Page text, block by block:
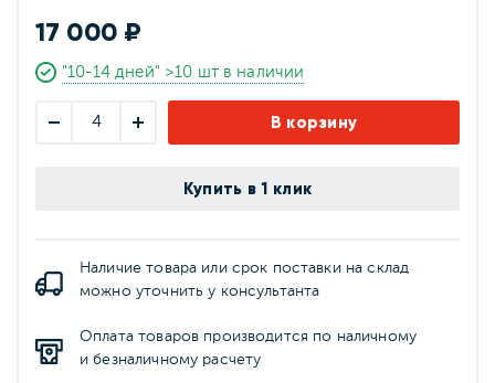
17 000 ₽
"10-14 дней" >10 шт в наличии
В корзину
Купить в 1 клик
Наличие товара или срок поставки на склад
можно уточнить у консультанта
Оплата товаров производится по наличному
и безналичному расчету